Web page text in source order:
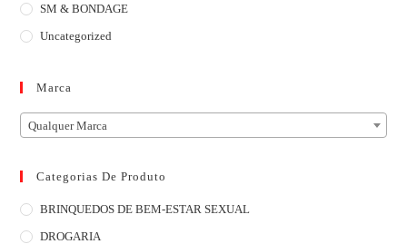
SM & BONDAGE
Uncategorized
Marca
Qualquer Marca
Categorias De Produto
BRINQUEDOS DE BEM-ESTAR SEXUAL
DROGARIA